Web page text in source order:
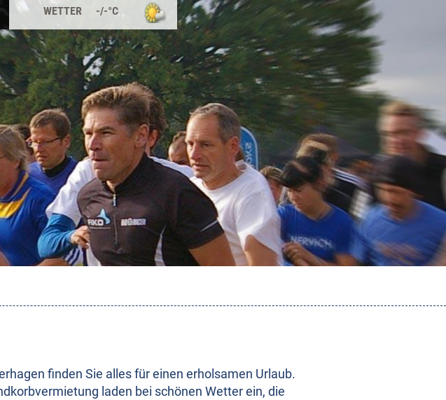
WETTER -/-°C
finden Sie alles für einen erholsamen Urlaub.
laden bei schönen Wetter ein, die